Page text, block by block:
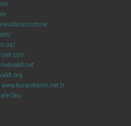
ar
www.kuranikerim.net.tr
Oku